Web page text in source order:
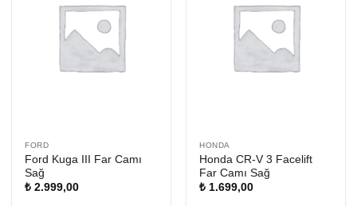
FORD
Ford Kuga III Far Camı
Sağ
₺ 2.999,00
HONDA
Honda CR-V 3 Facelift
Far Camı Sağ
₺ 1.699,00